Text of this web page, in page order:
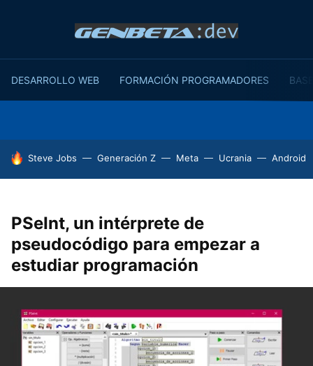
DESARROLLO WEB FORMACIÓN PROGRAMADORES
HOY SE HABLA DE
Steve Jobs Generación Z Meta Ucrania Android
PSeInt, un intérprete de
pseudocódigo para empezar a
estudiar programación